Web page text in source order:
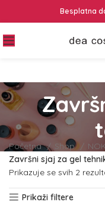
Besplatna
Početna Shop
Završni sjaj za gel
Prikazuje se svih 2
Prikaži filtere